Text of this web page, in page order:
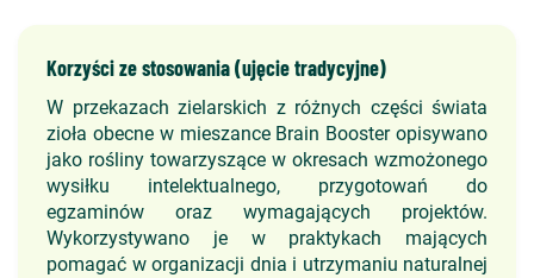
Korzyści ze stosowania (ujęcie tradycyjne)
W przekazach zielarskich z różnych części świata
zioła obecne w mieszance Brain Booster opisywano
jako rośliny towarzyszące w okresach wzmożonego
wysiłku intelektualnego, przygotowań do
egzaminów oraz wymagających projektów.
Wykorzystywano je w praktykach mających
pomagać w organizacji dnia i utrzymaniu naturalnej